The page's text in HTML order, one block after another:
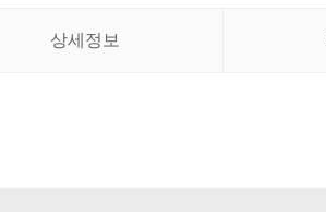
상세정보